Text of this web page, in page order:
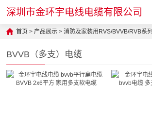
深圳市金环宇电线电缆有限公司
首页 >产品展示 >消防及家装用RVS/BVVB/RVB系列
BVVB（多支）电缆